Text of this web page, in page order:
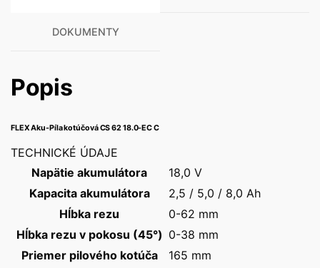
DOKUMENTY
Popis
FLEX Aku-Píla kotúčová CS 62 18.0-EC C
TECHNICKÉ ÚDAJE
Napätie akumulátora
18,0 V
Kapacita akumulátora
2,5 / 5,0 / 8,0 Ah
Hĺbka rezu
0-62 mm
Hĺbka rezu v pokosu (45°) 0-38 mm
Priemer pilového kotúča
165 mm